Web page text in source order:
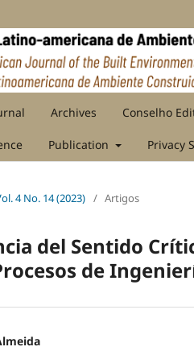
Archives Conselho
Publication Privacy
4 No. 14 (2023) / Artigos
del Sentido
de